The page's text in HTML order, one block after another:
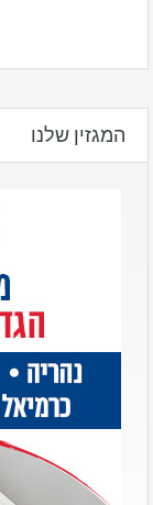
המגזין שלנו